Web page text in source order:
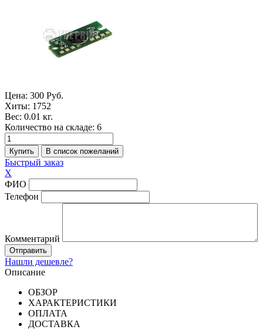
Цена: 300 Руб.
Хиты: 1752
Вес: 0.01 кг.
Количество на складе: 6
Быстрый заказ
X
ФИО
Телефон
Комментарий
Нашли дешевле?
Описание
ОБЗОР
ХАРАКТЕРИСТИКИ
ОПЛАТА
ДОСТАВКА